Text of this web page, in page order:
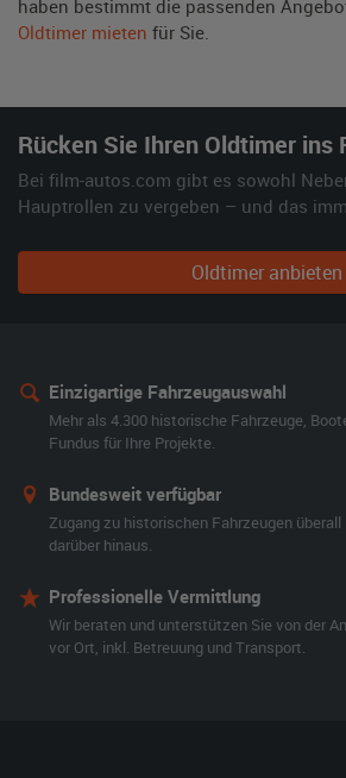
haben bestimmt die passenden
Oldtimer mieten für Sie.
Rücken Sie Ihren Oldtimer ins
Bei film-autos.com gibt es sowohl
Hauptrollen zu vergeben – und das
Oldtimer anbieten
Einzigartige Fahrzeugauswahl
Mehr als 4.300 historische Fahrzeuge,
Fundus für Ihre Projekte.
Bundesweit verfügbar
Zugang zu historischen Fahrzeugen
darüber hinaus.
Professionelle Vermittlung
Wir beraten und unterstützen Sie von der
vor Ort, inkl. Betreuung und Transport.